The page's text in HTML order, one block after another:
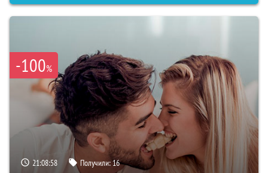
-100%
21:08:58 Получили:16